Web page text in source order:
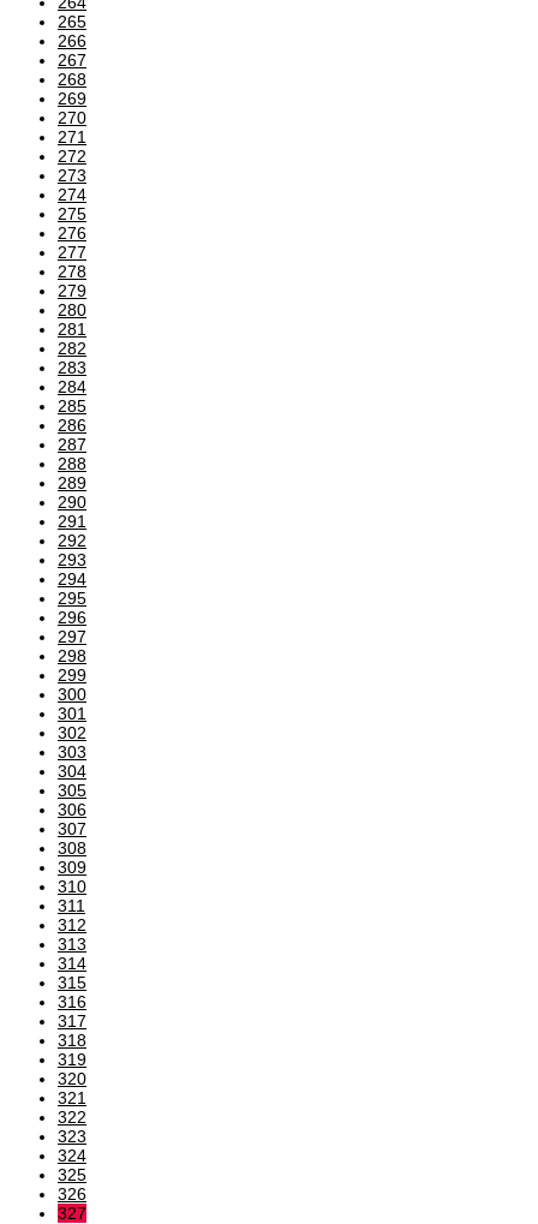
265
266
267
268
269
270
271
272
273
274
275
276
277
278
279
280
281
282
283
284
285
286
287
288
289
290
291
292
293
294
295
296
297
298
299
300
301
302
303
304
305
306
307
308
309
310
311
312
313
314
315
316
317
318
319
320
321
322
323
324
325
326
327